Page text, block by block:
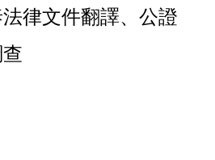
律文件翻譯、公證